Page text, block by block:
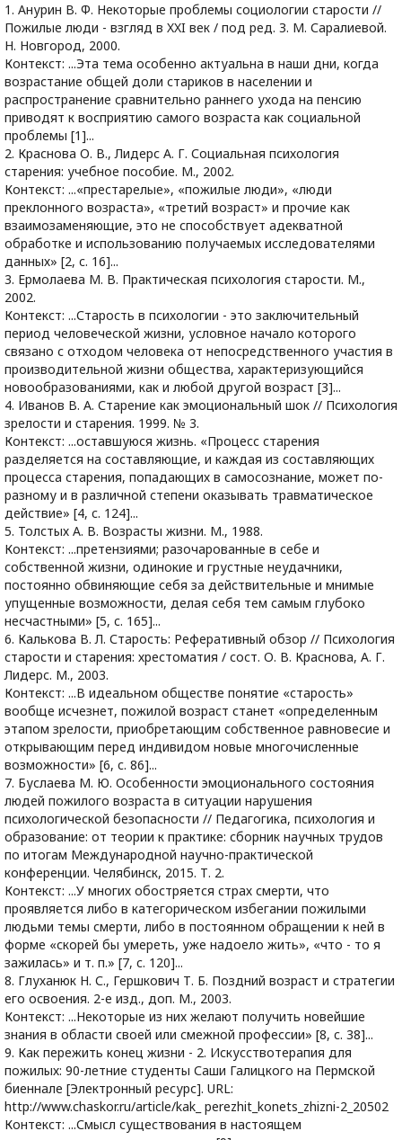
1. Анурин В. Ф. Некоторые проблемы социологии старости //
Пожилые люди - взгляд в XXI век / под ред. З. М. Саралиевой.
Н. Новгород, 2000.
Контекст: ...Эта тема особенно актуальна в наши дни, когда
возрастание общей доли стариков в населении и
распространение сравнительно раннего ухода на пенсию
приводят к восприятию самого возраста как социальной
проблемы [1]...
2. Краснова О. В., Лидерс А. Г. Социальная психология
старения: учебное пособие. М., 2002.
Контекст: ...«престарелые», «пожилые люди», «люди
преклонного возраста», «третий возраст» и прочие как
взаимозаменяющие, это не способствует адекватной
обработке и использованию получаемых исследователями
данных» [2, c. 16]...
3. Ермолаева М. В. Практическая психология старости. М.,
2002.
Контекст: ...Старость в психологии - это заключительный
период человеческой жизни, условное начало которого
связано с отходом человека от непосредственного участия в
производительной жизни общества, характеризующийся
новообразованиями, как и любой другой возраст [3]...
4. Иванов В. А. Старение как эмоциональный шок // Психология
зрелости и старения. 1999. № 3.
Контекст: ...оставшуюся жизнь. «Процесс старения
разделяется на составляющие, и каждая из составляющих
процесса старения, попадающих в самосознание, может по-
разному и в различной степени оказывать травматическое
действие» [4, c. 124]...
5. Толстых А. В. Возрасты жизни. М., 1988.
Контекст: ...претензиями; разочарованные в себе и
собственной жизни, одинокие и грустные неудачники,
постоянно обвиняющие себя за действительные и мнимые
упущенные возможности, делая себя тем самым глубоко
несчастными» [5, c. 165]...
6. Калькова В. Л. Старость: Реферативный обзор // Психология
старости и старения: хрестоматия / сост. О. В. Краснова, А. Г.
Лидерс. М., 2003.
Контекст: ...В идеальном обществе понятие «старость»
вообще исчезнет, пожилой возраст станет «определенным
этапом зрелости, приобретающим собственное равновесие и
открывающим перед индивидом новые многочисленные
возможности» [6, c. 86]...
7. Буслаева М. Ю. Особенности эмоционального состояния
людей пожилого возраста в ситуации нарушения
психологической безопасности // Педагогика, психология и
образование: от теории к практике: сборник научных трудов
по итогам Международной научно-практической
конференции. Челябинск, 2015. Т. 2.
Контекст: ...У многих обостряется страх смерти, что
проявляется либо в категорическом избегании пожилыми
людьми темы смерти, либо в постоянном обращении к ней в
форме «скорей бы умереть, уже надоело жить», «что - то я
зажилась» и т. п.» [7, c. 120]...
8. Глуханюк Н. С., Гершкович Т. Б. Поздний возраст и стратегии
его освоения. 2-е изд., доп. М., 2003.
Контекст: ...Некоторые из них желают получить новейшие
знания в области своей или смежной профессии» [8, c. 38]...
9. Как пережить конец жизни - 2. Искусствотерапия для
пожилых: 90-летние студенты Саши Галицкого на Пермской
биеннале [Электронный ресурс]. URL:
http://www.chaskor.ru/article/kak_ perezhit_konets_zhizni-2_20502
Контекст: ...Смысл существования в настоящем